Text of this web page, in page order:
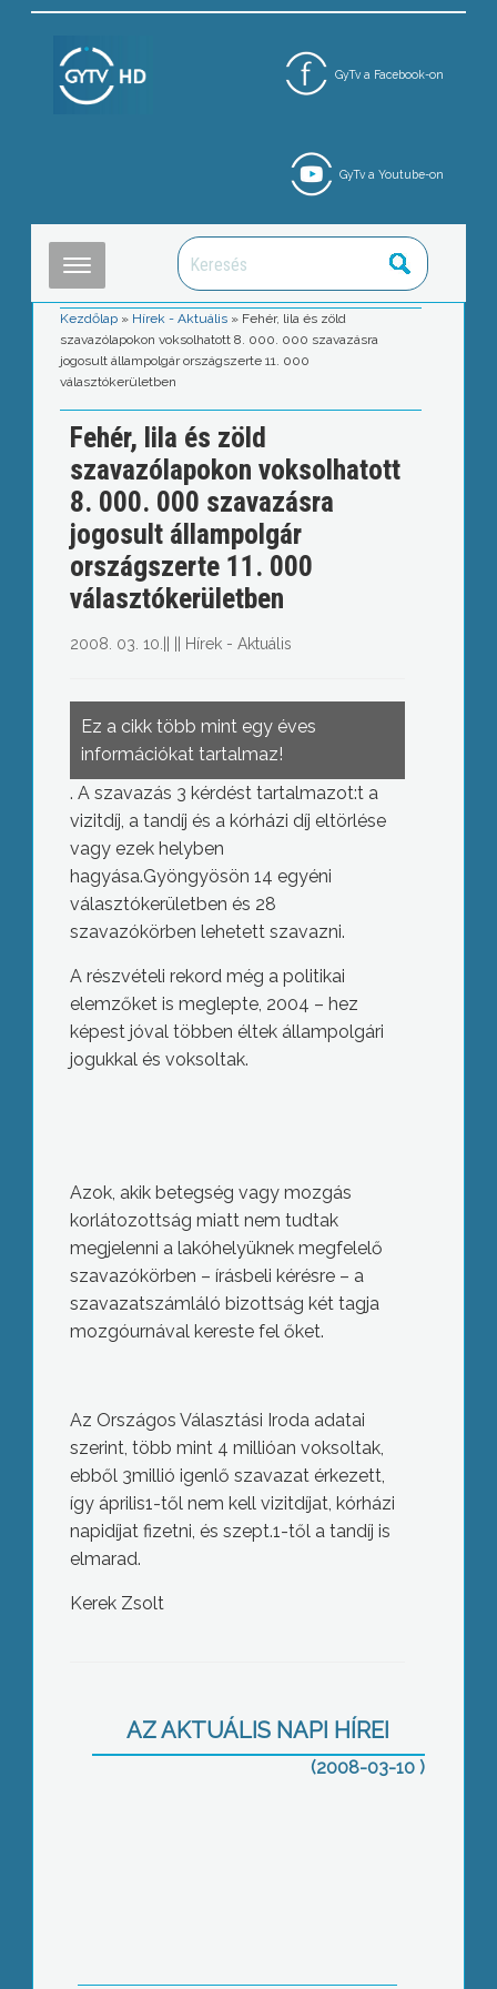
GyTv a Facebook-on
GyTv a Youtube-on
Kezdőlap » Hírek - Aktuális » Fehér, lila és zöld
szavazólapokon voksolhatott 8. 000. 000 szavazásra
jogosult állampolgár országszerte 11. 000
választókerületben
Fehér, lila és zöld
szavazólapokon voksolhatott
8. 000. 000 szavazásra
jogosult állampolgár
országszerte 11. 000
választókerületben
2008. 03. 10. Hírek - Aktuális
Ez a cikk több mint egy éves
információkat tartalmaz!
. A szavazás 3 kérdést tartalmazot:t a
vizitdíj, a tandíj és a kórházi díj eltörlése
vagy ezek helyben
hagyása.Gyöngyösön 14 egyéni
választókerületben és 28
szavazókörben lehetett szavazni.
A részvételi rekord még a politikai
elemzőket is meglepte, 2004 – hez
képest jóval többen éltek állampolgári
jogukkal és voksoltak.
Azok, akikbetegség vagy mozgás
korlátozottság miatt nem tudtak
megjelenni a lakóhelyüknek megfelelő
szavazókörben – írásbeli kérésre – a
szavazatszámláló bizottság két tagja
mozgóurnával kereste fel őket.
Az Országos Választási Iroda adatai
szerint, több mint 4 millióan voksoltak,
ebből 3millió igenlő szavazat érkezett,
így április1-től nem kell vizitdíjat, kórházi
napidíjat fizetni, és szept.1-től a tandíj is
elmarad.
Kerek Zsolt
AZ AKTUÁLIS NAPI HÍREI
(2008-03-10 )
szervezésében indult útnak 19 évvel
ezelőtt a matematika verseny, ami a
gyerekek javát szolgálja